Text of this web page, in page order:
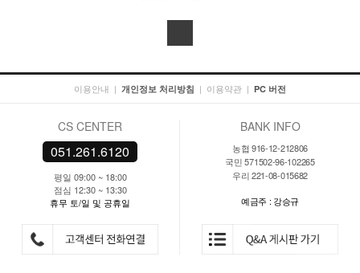
이용안내 | 개인정보 처리방침 | 이용약관 | PC 버전
CS CENTER
051.261.6120
평일 09:00 ~ 18:00
점심 12:30 ~ 13:30
휴무 토/일 및 공휴일
BANK INFO
농협 916-12-212806
국민 571502-96-102265
우리 221-08-015682
예금주 : 강승규